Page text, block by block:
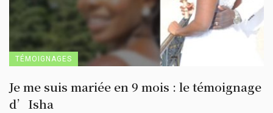
TÉMOIGNAGES
Je me suis mariée en 9 mois : le témoignage
d’Isha